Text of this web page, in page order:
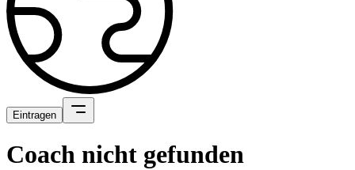
Eintragen
Coach nicht gefunden